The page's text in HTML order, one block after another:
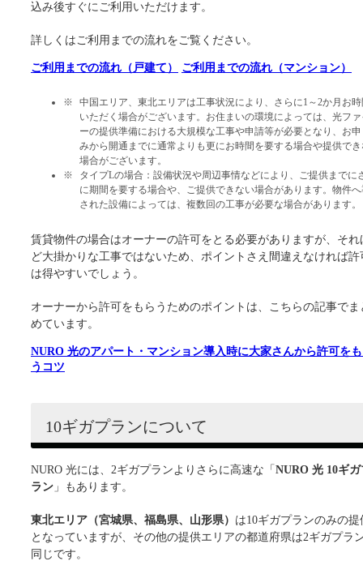
込み後すぐにご利用いただけます。
詳しくはご利用までの流れをご覧ください。
ご利用までの流れ（戸建て） ご利用までの流れ（マンション）
中国エリア、東北エリアは工事状況により、さらに1～2か月お
いただく場合がございます。お住まいの環境によっては、光フ
ーの提供準備における大規模な工事や申請等が必要となり、お
みから開通までに通常よりも更にお時間を要する場合や提供で
場合がございます。
タイプLの場合：設備状況や周辺事情などにより、ご提供までに
に期間を要する場合や、ご提供できない場合があります。物件
された設備によっては、複数回の工事が必要な場合があります。
賃貸物件の場合はオーナーの許可をとる必要がありますが、それ
ど大掛かりな工事ではないため、ポイントさえ間違えなければ許
は得やすいでしょう。
オーナーから許可をもらうためのポイントは、こちらの記事でま
めています。
NURO 光のアパート・マンション導入時に大家さんから許可を
うコツ
10ギガプランについて
NURO 光には、2ギガプランよりさらに高速な「 NURO 光 10ギガ
ラン 」もあります。
東北エリア（宮城県、福島県、山形県） は10ギガプランのみの提
となっていますが、その他の提供エリアの都道府県は2ギガプラ
同じです。